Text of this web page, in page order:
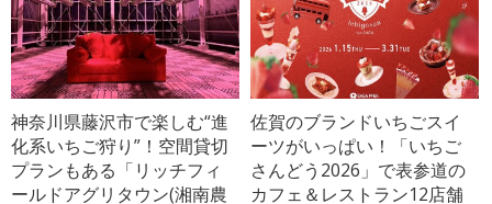
神奈川県藤沢市で楽しむ“進
化系いちご狩り”！空間貸切
プランもある「リッチフィ
ールドアグリタウン(湘南農
佐賀のブランドいちごスイ
ーツがいっぱい！「いちご
さんどう2026」で表参道の
カフェ＆レストラン12店舗